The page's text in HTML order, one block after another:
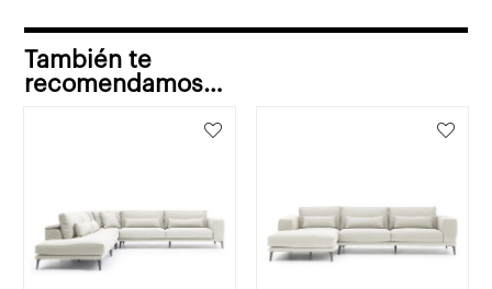
También te
recomendamos…